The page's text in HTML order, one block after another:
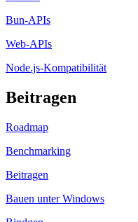
Bun-APIs
Web-APIs
Node.js-Kompatibilität
Beitragen
Roadmap
Benchmarking
Beitragen
Bauen unter Windows